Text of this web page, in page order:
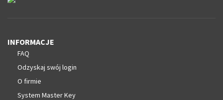
INFORMACJE
FAQ
Odzyskaj swój login
O firmie
System Master Key